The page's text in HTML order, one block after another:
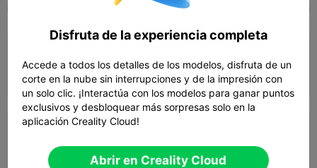
K2 Pro
relleno
 04h 02m  1 plates  175.75g
relleno
63.59g
Disfruta de la experiencia completa
Accede a todos los detalles de los modelos, disfruta de un
corte en la nube sin interrupciones y de la impresión con
un solo clic. ¡Interactúa con los modelos para ganar puntos
exclusivos y desbloquear más sorpresas solo en la
aplicación Creality Cloud!
Abrir en Creality Cloud